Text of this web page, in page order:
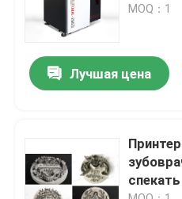
Новости
Все случаи
Принтер металла 3D
Зубоврачебный принтер
MOQ：1
Лучшая цена